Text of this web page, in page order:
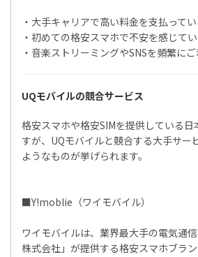
・大手キャリアで高い料金を支払って
・初めての格安スマホで不安を感じて
・音楽ストリーミングやSNSを頻繁に
UQモバイルの競合サービス
格安スマホや格安SIMを提供している
すが、UQモバイルと競合する大手サー
ようなものが挙げられます。
■Y!moblie（ワイモバイル）
ワイモバイルは、業界最大手の電気通
株式会社」が提供する格安スマホブラ